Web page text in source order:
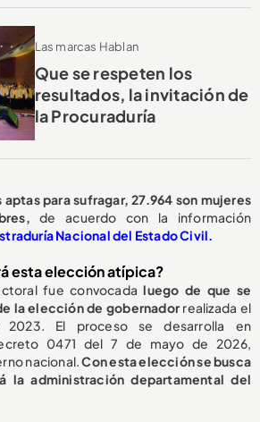
Las marcas Hablan
Que se respeten los
resultados, la invitación de
la Procuraduría
para sufragar, 27.964 son mujeres
de acuerdo con la información
Nacional del Estado Civil.
esta elección atípica?
fue convocadaluego de que se
la elección de gobernador realizada el
El proceso se desarrolla en
0471 del 7 de mayo de 2026,
nacional.Con esta elección se busca
la administración departamental del